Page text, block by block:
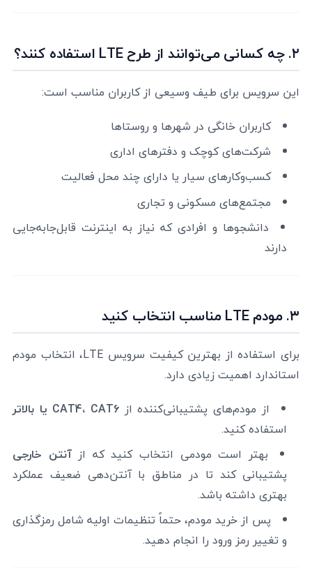
۲. چه کسانی می‌توانند از طرح LTE استفاده کنند؟
این سرویس برای طیف وسیعی از کاربران مناسب است:
کاربران خانگی در شهرها و روستاها
شرکت‌های کوچک و دفترهای اداری
کسب‌وکارهای سیار یا دارای چند محل فعالیت
مجتمع‌های مسکونی و تجاری
دانشجوها و افرادی که نیاز به اینترنت قابل‌جابه‌جایی
دارند
۳. مودم LTE مناسب انتخاب کنید
برای استفاده از بهترین کیفیت سرویس LTE، انتخاب مودم
استاندارد اهمیت زیادی دارد.
از مودم‌های پشتیبانی‌کننده از CAT4، CAT6 یا بالاتر
استفاده کنید.
بهتر است مودمی انتخاب کنید که ازآنتن خارجی
پشتیبانی کند تا در مناطق با آنتن‌دهی ضعیف عملکرد
بهتری داشته باشد.
پس از خرید مودم، حتماً تنظیمات اولیه شامل رمزگذاری
و تغییر رمز ورود را انجام دهید.